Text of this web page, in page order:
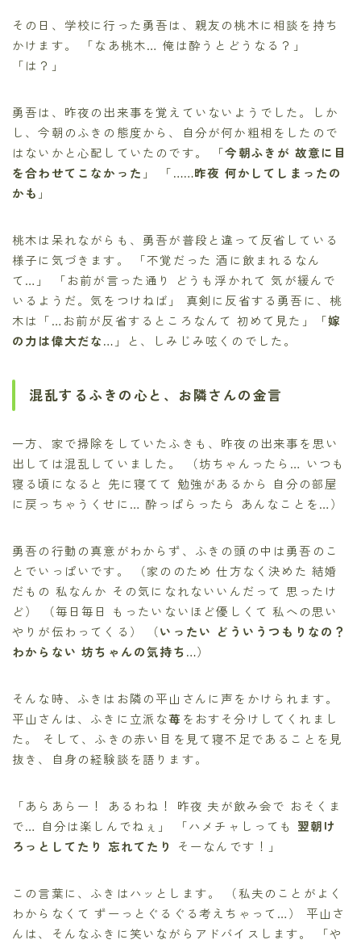
その日、学校に行った勇吾は、親友の桃木に相談を持ち
かけます。 「なあ桃木… 俺は酔うとどうなる？」
「は？」
勇吾は、昨夜の出来事を覚えていないようでした。しか
し、今朝のふきの態度から、自分が何か粗相をしたので
はないかと心配していたのです。 「今朝ふきが 故意に目
を合わせてこなかった 」 「……昨夜 何かしてしまったの
かも 」
桃木は呆れながらも、勇吾が普段と違って反省している
様子に気づきます。 「不覚だった 酒に飲まれるなん
て…」 「お前が言った通り どうも浮かれて 気が緩んで
いるようだ。気をつけねば」 真剣に反省する勇吾に、桃
木は「…お前が反省するところなんて 初めて見た」「嫁
の力は偉大だな… 」と、しみじみ呟くのでした。
混乱するふきの心と、お隣さんの金言
一方、家で掃除をしていたふきも、昨夜の出来事を思い
出しては混乱していました。 （坊ちゃんったら… いつも
寝る頃になると 先に寝てて 勉強があるから 自分の部屋
に戻っちゃうくせに… 酔っぱらったら あんなことを…）
勇吾の行動の真意がわからず、ふきの頭の中は勇吾のこ
とでいっぱいです。 （家ののため 仕方なく決めた 結婚
だもの 私なんか その気になれないいんだって 思ったけ
ど） （毎日毎日 もったいないほど優しくて 私への思い
やりが伝わってくる） （いったい どういうつもりなの？
わからない 坊ちゃんの気持ち…）
そんな時、ふきはお隣の平山さんに声をかけられます。
平山さんは、ふきに立派な苺 をおすそ分けしてくれまし
た。 そして、ふきの赤い目を見て寝不足であることを見
抜き、自身の経験談を語ります。
「あらあらー！ あるわね！ 昨夜 夫が飲み会で おそくま
で… 自分は楽しんでねぇ」 「ハメチャしっても 翌朝け
ろっとしてたり 忘れてたり
そーなんです！」
この言葉に、ふきはハッとします。 （私夫のことがよく
わからなくて ずーっとぐるぐる考えちゃって…） 平山さ
んは、そんなふきに笑いながらアドバイスします。 「や